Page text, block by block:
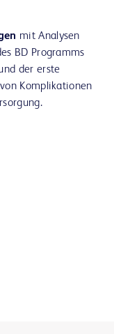
mit Analysen
BD Programms
der erste
Komplikationen